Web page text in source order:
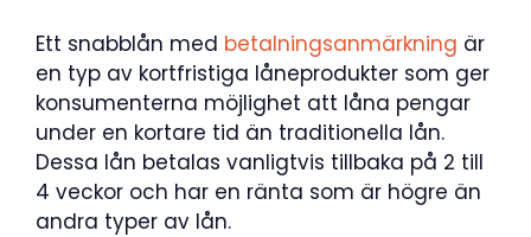
Ett snabblån med betalningsanmärkning är
en typ av kortfristiga låneprodukter som ger
konsumenterna möjlighet att låna pengar
under en kortare tid än traditionella lån.
Dessa lån betalas vanligtvis tillbaka på 2 till
4 veckor och har en ränta som är högre än
andra typer av lån.